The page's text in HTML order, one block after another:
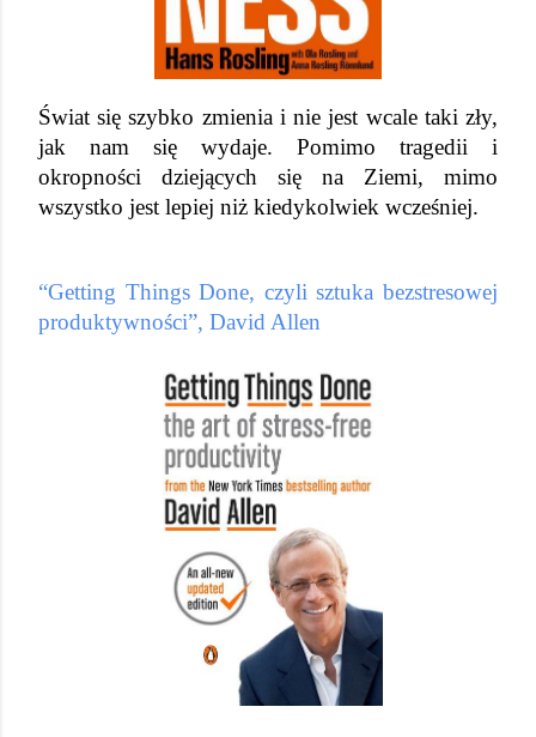
Świat się szybko zmienia i nie jest wcale taki zły,
jak nam się wydaje. Pomimo tragedii i
okropności dziejących się na Ziemi, mimo
wszystko jest lepiej niż kiedykolwiek wcześniej.
“Getting Things Done, czyli sztuka bezstresowej
produktywności”, David Allen